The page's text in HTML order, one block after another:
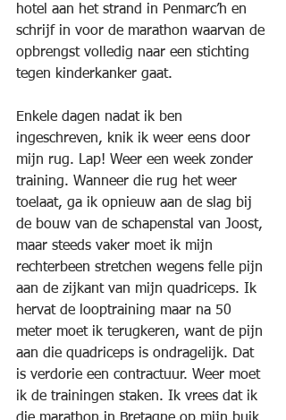
hotel aan het strand in Penmarc’h en
schrijf in voor de marathon waarvan de
opbrengst volledig naar een stichting
tegen kinderkanker gaat.
Enkele dagen nadat ik ben
ingeschreven, knik ik weer eens door
mijn rug. Lap! Weer een week zonder
training. Wanneer die rug het weer
toelaat, ga ik opnieuw aan de slag bij
de bouw van de schapenstal van Joost,
maar steeds vaker moet ik mijn
rechterbeen stretchen wegens felle pijn
aan de zijkant van mijn quadriceps. Ik
hervat de looptraining maar na 50
meter moet ik terugkeren, want de pijn
aan die quadriceps is ondragelijk. Dat
is verdorie een contractuur. Weer moet
ik de trainingen staken. Ik vrees dat ik